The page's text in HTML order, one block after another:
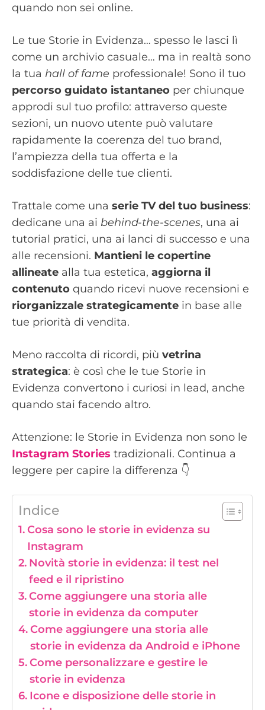
quando non sei online.
Le tue Storie in Evidenza… spesso le lasci lì
come un archivio casuale… ma in realtà sono
la tua hall of fame professionale! Sono il tuo
percorso guidato istantaneo per chiunque
approdi sul tuo profilo: attraverso queste
sezioni, un nuovo utente può valutare
rapidamente la coerenza del tuo brand,
l’ampiezza della tua offerta e la
soddisfazione delle tue clienti.
Trattale come una serie TV del tuo business:
dedicane una ai behind-the-scenes, una ai
tutorial pratici, una ai lanci di successo e una
alle recensioni. Mantieni le copertine
allineate alla tua estetica, aggiorna il
contenuto quando ricevi nuove recensioni e
riorganizzale strategicamente in base alle
tue priorità di vendita.
Meno raccolta di ricordi, più vetrina
strategica: è così che le tue Storie in
Evidenza convertono i curiosi in lead, anche
quando stai facendo altro.
Attenzione: le Storie in Evidenza non sono le
Instagram Stories tradizionali. Continua a
leggere per capire la differenza 👇
Indice
Cosa sono le storie in evidenza su
Instagram
Novità storie in evidenza: il test nel
feed e il ripristino
Come aggiungere una storia alle
storie in evidenza da computer
Come aggiungere una storia alle
storie in evidenza da Android e iPhone
Come personalizzare e gestire le
storie in evidenza
Icone e disposizione delle storie in